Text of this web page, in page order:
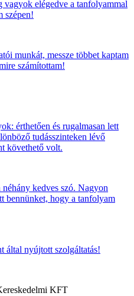
vagyok elégedve a tanfolyammal
szépen!
munkát, messze többet kaptam
számítottam!
érthetően és rugalmasan lett
tudásszinteken lévő
követhető volt.
kedves szó. Nagyon
bennünket, hogy a tanfolyam
által nyújtott szolgáltatás!
KFT